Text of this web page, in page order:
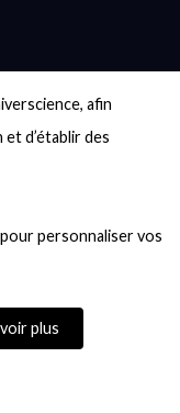
afin
d’établir des
personnaliser vos
plus
Terre »
?
: la